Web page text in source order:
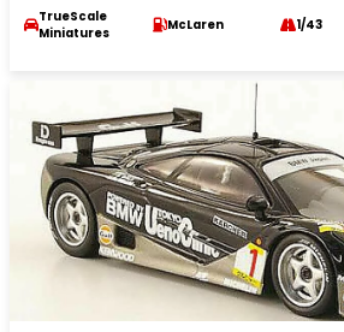
TrueScale
Miniatures
McLaren 1/43